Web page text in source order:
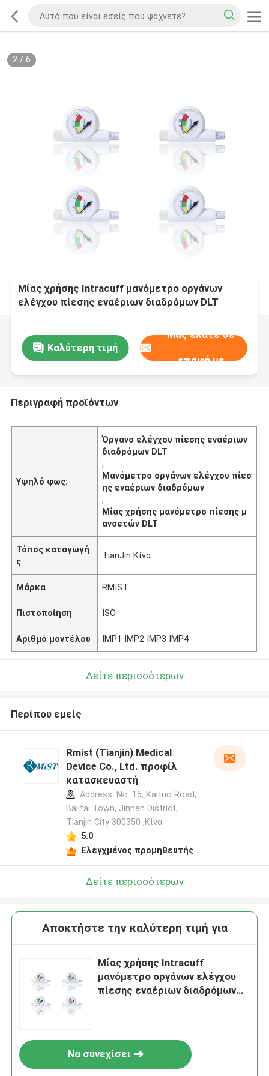
2/ 6
Μίας χρήσης Intracuff μανόμετρο οργάνων
ελέγχου πίεσης εναέριων διαδρόμων DLT
Καλύτερη τιμή
Μας ελάτε σε
επαφή με
Περιγραφή προϊόντων
Υψηλό φως:
Όργανο ελέγχου πίεσης εναέριων
διαδρόμων DLT
,
Μανόμετρο οργάνων ελέγχου πίεσ
ης εναέριων διαδρόμων
,
Μίας χρήσης μανόμετρο πίεσης μ
ανσετών DLT
Τόπος καταγωγή
ς
TianJin Κίνα
Μάρκα RMIST
Πιστοποίηση ISO
Αριθμό μοντέλου IMP1 IMP2 IMP3 IMP4
Δείτε περισσότερων
Περίπου εμείς
Rmist (Tianjin) Medical
Device Co., Ltd. προφίλ
κατασκευαστή
Address: No. 15, Kaituo Road,
Balitai Town, Jinnan District,
Tianjin City 300350 ,Κίνα
5.0
Ελεγχμένος προμηθευτής
Δείτε περισσότερων
Αποκτήστε την καλύτερη τιμή για
Μίας χρήσης Intracuff
μανόμετρο οργάνων ελέγχου
πίεσης εναέριων διαδρόμων
Να συνεχίσει